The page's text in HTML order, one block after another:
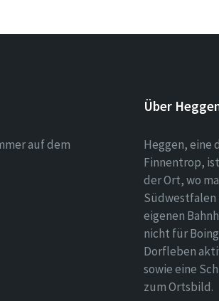
auf dem
Über
Heggen, eine
Finnentrop,
der Ort, wo
Südwestfalen
eigenen
nicht für
Dorfleben
sowie eine
zum Ortsbild.